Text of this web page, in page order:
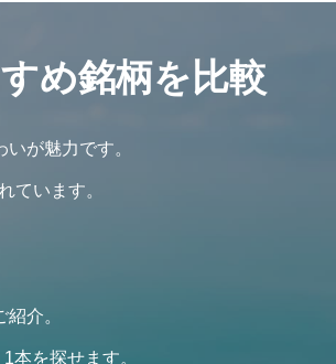
め銘柄を比較
が魅力です。
ています。
介。
本を探せます。